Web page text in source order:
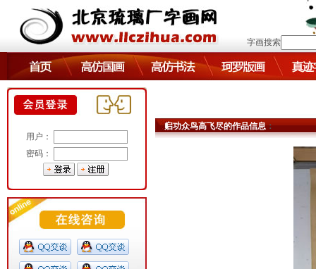
字画搜索
用户：
密码：
启功众鸟高飞尽的作品信息：